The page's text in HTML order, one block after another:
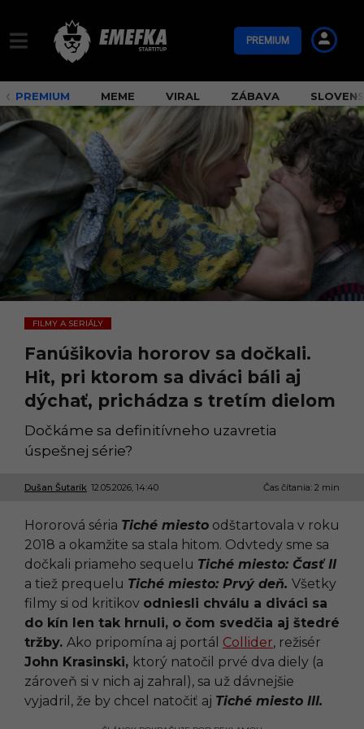
PREMIUM
PREMIUM MEME VIRAL ZÁBAVA
FILMY A SERIÁLY
Fanúšikovia hororov sa dočkali.
Hit, pri ktorom sa diváci báli aj
dýchať, prichádza s tretím dielom
Dočkáme sa definitívneho uzavretia
úspešnej série?
Dušan Šutarík 12.05.2026, 14:40
1
0
5
.
2
0
2
6
,
1
:
1
0
Čas čítania: 2 min
Hororová séria Tiché miesto odštartovala v roku
2018 a okamžite sa stala hitom. Odvtedy sme sa
dočkali priameho sequelu Tiché miesto: Časť II
a tiež prequelu Tiché miesto: Prvý deň. Všetky
filmy si od kritikov odniesli chválu a diváci sa
do kín len tak hrnuli, o čom svedčia aj štedré
tržby. Ako pripomína aj portál Collider, režisér
John Krasinski, ktorý natočil prvé dva diely (a
zároveň si v nich aj zahral), sa už dávnejšie
vyjadril, že by chcel natočiť aj Tiché miesto III.